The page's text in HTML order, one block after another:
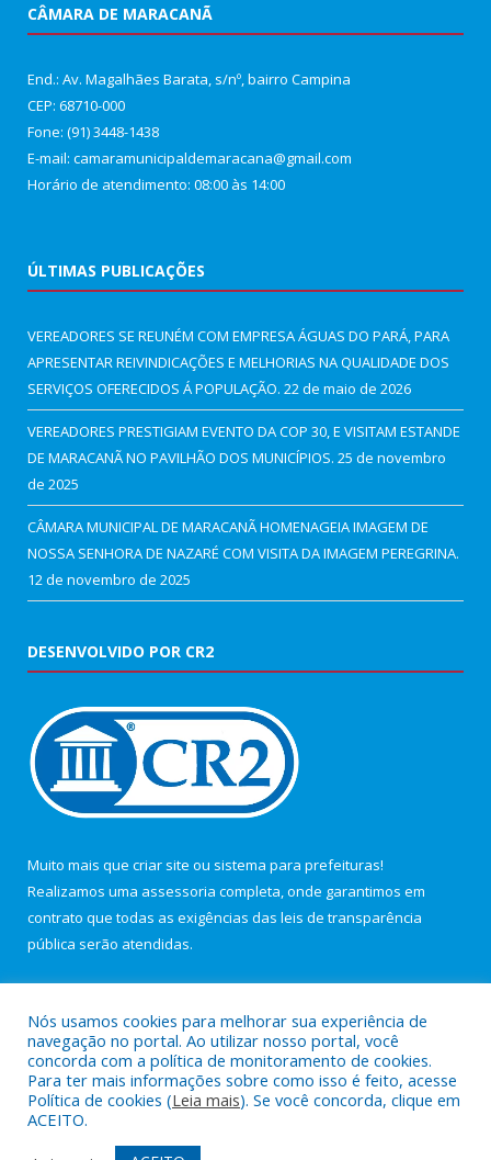
CÂMARA DE MARACANÃ
End.: Av. Magalhães Barata, s/nº, bairro Campina
CEP: 68710-000
Fone: (91) 3448-1438
E-mail: camaramunicipaldemaracana@gmail.com
Horário de atendimento: 08:00 às 14:00
ÚLTIMAS PUBLICAÇÕES
VEREADORES SE REUNÉM COM EMPRESA ÁGUAS DO PARÁ, PARA
APRESENTAR REIVINDICAÇÕES E MELHORIAS NA QUALIDADE DOS
SERVIÇOS OFERECIDOS Á POPULAÇÃO. 22 de maio de 2026
VEREADORES PRESTIGIAM EVENTO DA COP 30, E VISITAM ESTANDE
DE MARACANÃ NO PAVILHÃO DOS MUNICÍPIOS. 25 de novembro
de 2025
CÂMARA MUNICIPAL DE MARACANÃ HOMENAGEIA IMAGEM DE
NOSSA SENHORA DE NAZARÉ COM VISITA DA IMAGEM PEREGRINA.
12 de novembro de 2025
DESENVOLVIDO POR CR2
Muito mais que criar site ou sistema para prefeituras!
Realizamos uma assessoria completa, onde garantimos em
contrato que todas as exigências das leis de transparência
pública serão atendidas.
Todos os direitos reservados a Câmara Municipal de Maracanã.
Nós usamos cookies para melhorar sua experiência de
navegação no portal. Ao utilizar nosso portal, você
concorda com a política de monitoramento de cookies.
Para ter mais informações sobre como isso é feito, acesse
Política de cookies (Leia mais). Se você concorda, clique em
ACEITO.